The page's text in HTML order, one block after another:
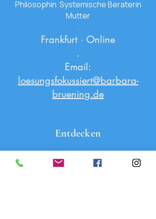
Philosophin Systemische Beraterin
Mutter
.
Frankfurt · Online
.
Email:
loesungsfokussiert@barbara-
bruening.de
Entdecken
Begleitung